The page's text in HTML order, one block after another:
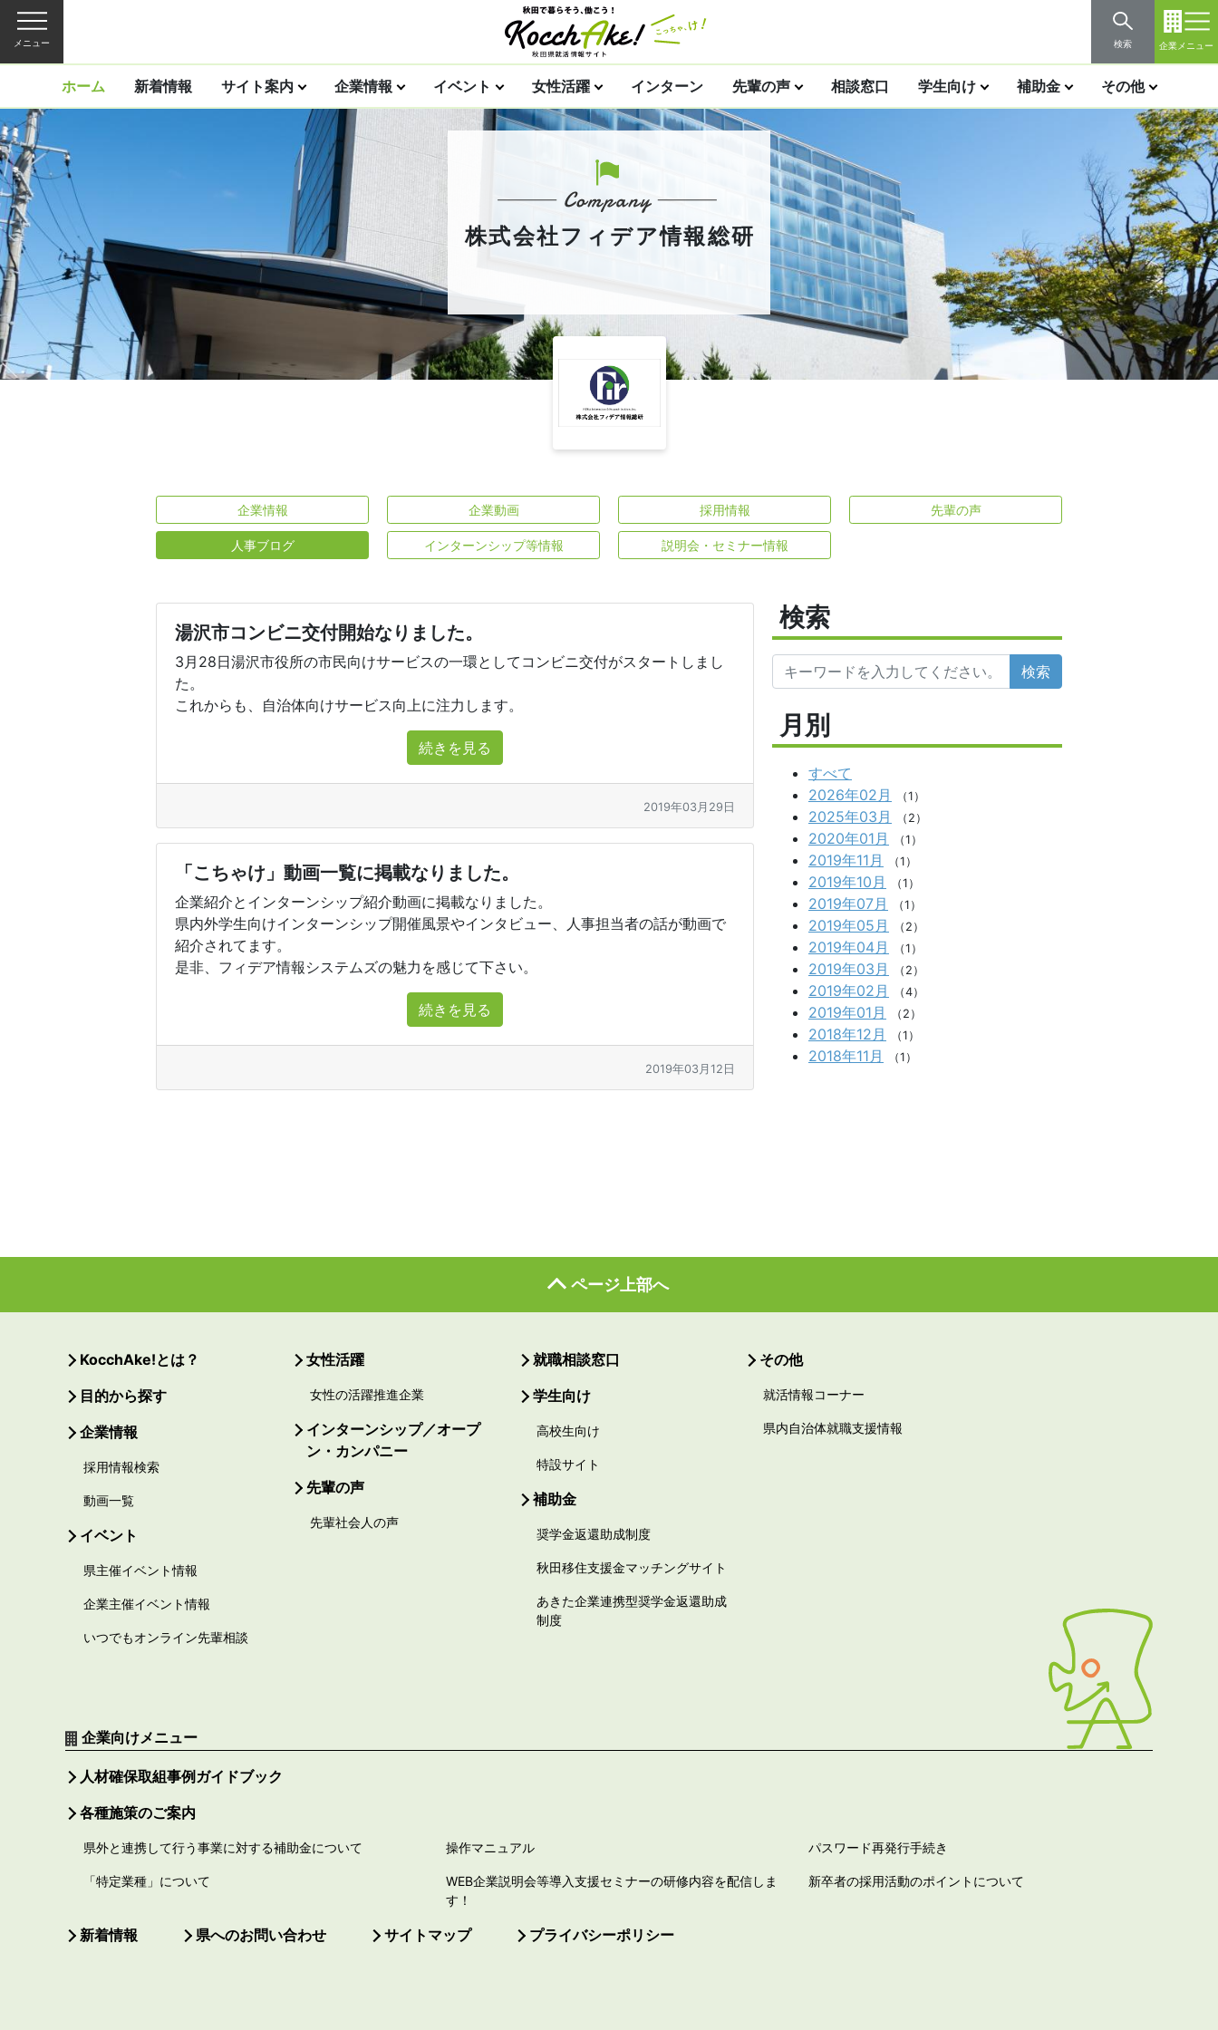
メニュー 検索 企業メニュー
ホーム 新着情報 サイト案内 企業情報 イベント 女性活躍 インターン 先輩の声 相談窓口 学生向け 補助金 その他
株式会社フィデア情報総研
企業情報 企業動画 採用情報 先輩の声
人事ブログ インターンシップ等情報 説明会・セミナー情報
湯沢市コンビニ交付開始なりました。
3月28日湯沢市役所の市民向けサービスの一環としてコンビニ交付がスタートしまし
た。
これからも、自治体向けサービス向上に注力します。
続きを見る
2019年03月29日
「こちゃけ」動画一覧に掲載なりました。
企業紹介とインターンシップ紹介動画に掲載なりました。
県内外学生向けインターンシップ開催風景やインタビュー、人事担当者の話が動画で
紹介されてます。
是非、フィデア情報システムズの魅力を感じて下さい。
続きを見る
2019年03月12日
検索
検索
月別
すべて
2026年02月
（1）
2025年03月 （2）
2020年01月 （1）
2019年11月 （1）
2019年10月 （1）
2019年07月 （1）
2019年05月 （2）
2019年04月 （1）
2019年03月 （2）
2019年02月 （4）
2019年01月 （2）
2018年12月 （1）
2018年11月 （1）
ページ上部へ
KocchAke!とは？
目的から探す
企業情報
採用情報検索
動画一覧
イベント
県主催イベント情報
企業主催イベント情報
いつでもオンライン先輩相談
女性活躍
女性の活躍推進企業
インターンシップ／オープ
ン・カンパニー
先輩の声
先輩社会人の声
就職相談窓口
学生向け
高校生向け
特設サイト
補助金
奨学金返還助成制度
秋田移住支援金マッチングサイト
あきた企業連携型奨学金返還助成
制度
その他
就活情報コーナー
県内自治体就職支援情報
企業向けメニュー
人材確保取組事例ガイドブック
各種施策のご案内
県外と連携して行う事業に対する補助金について 操作マニュアル パスワード再発行手続き
「特定業種」について
WEB企業説明会等導入支援セミナーの研修内容を配信しま
す！
新卒者の採用活動のポイントについて
新着情報 県へのお問い合わせ サイトマップ プライバシーポリシー